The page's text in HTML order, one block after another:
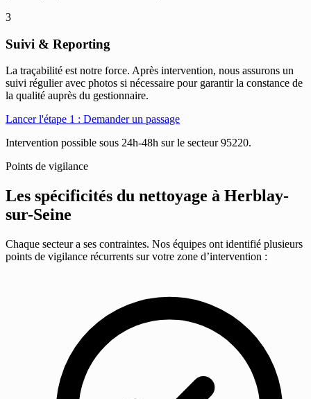
3
Suivi & Reporting
La traçabilité est notre force. Après intervention, nous assurons un
suivi régulier avec photos si nécessaire pour garantir la constance de
la qualité auprès du gestionnaire.
Lancer l'étape 1 : Demander un passage
Intervention possible sous 24h-48h sur le secteur 95220.
Points de vigilance
Les spécificités du nettoyage à Herblay-
sur-Seine
Chaque secteur a ses contraintes. Nos équipes ont identifié plusieurs
points de vigilance récurrents sur votre zone d’intervention :